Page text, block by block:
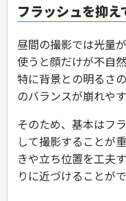
フラッシュを抑
昼間の撮影では光量
使うと顔だけが不自
特に背景との明るさ
のバランスが崩れやす
そのため、基本はフ
して撮影することが
きや立ち位置を工夫
りに近づけることがで